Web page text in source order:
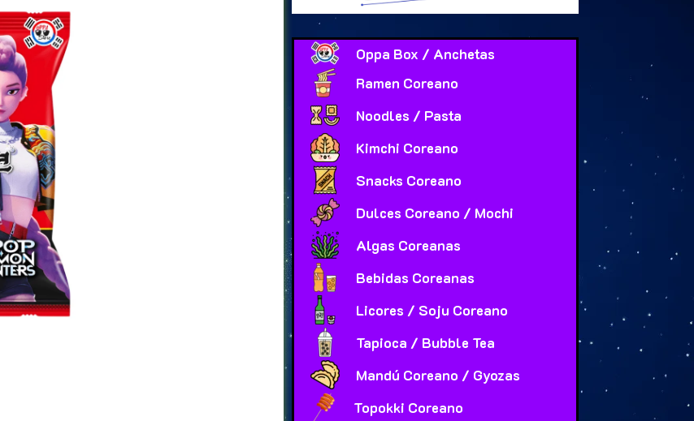
Oppa Box / Anchetas
Ramen Coreano
Noodles / Pasta
Kimchi Coreano
Snacks Coreano
Dulces Coreano / Mochi
Algas Coreanas
Bebidas Coreanas
Licores / Soju Coreano
Tapioca / Bubble Tea
Mandú Coreano / Gyozas
Topokki Coreano